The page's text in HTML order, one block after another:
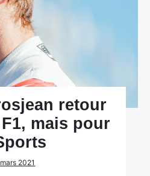
retour
mais pour
2021